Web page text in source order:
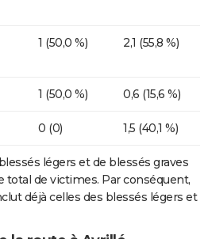
1 (50,0 %) 2,1 (55,8 %)
1 (50,0 %) 0,6 (15,6 %)
0 (0) 1,5 (40,1 %)
légers et de blessés graves
de victimes. Par conséquent,
déjà celles des blessés légers et